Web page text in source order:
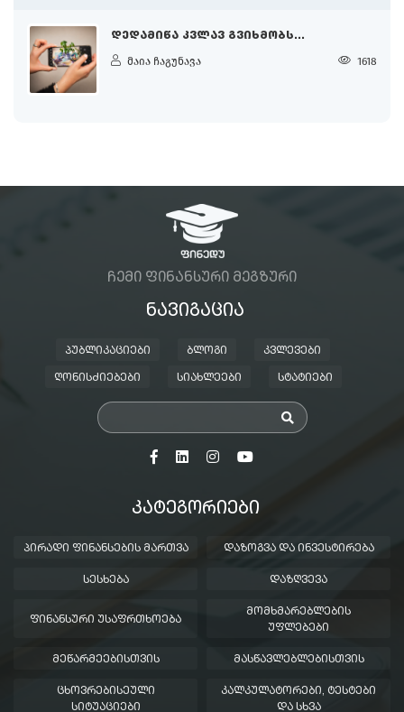
ᲓᲔᲓᲐᲛᲘᲬᲐ ᲙᲕᲚᲐᲕ ᲒᲕᲘᲮᲛᲝᲑᲡ...
მაია ჩაგუნავა 1618
ᲩᲔᲛᲘ ᲤᲘᲜᲐᲜᲡᲣᲠᲘ ᲛᲔᲒᲖᲣᲠᲘ
ᲜᲐᲕᲘᲒᲐᲪᲘᲐ
ᲞᲣᲑᲚᲘᲙᲐᲪᲘᲔᲑᲘ ᲑᲚᲝᲒᲘ ᲙᲕᲚᲔᲕᲔᲑᲘ
ᲦᲝᲜᲘᲡᲫᲘᲔᲑᲔᲑᲘ ᲡᲘᲐᲮᲚᲔᲔᲑᲘ ᲡᲢᲐᲢᲘᲔᲑᲘ
ᲙᲐᲢᲔᲒᲝᲠᲘᲔᲑᲘ
ᲞᲘᲠᲐᲓᲘ ᲤᲘᲜᲐᲜᲡᲔᲑᲘᲡ ᲛᲐᲠᲗᲕᲐ ᲓᲐᲖᲝᲒᲕᲐ ᲓᲐ ᲘᲜᲕᲔᲡᲢᲘᲠᲔᲑᲐ
ᲡᲔᲡᲮᲔᲑᲐ ᲓᲐᲖᲦᲕᲔᲕᲐ
ᲤᲘᲜᲐᲜᲡᲣᲠᲘ ᲣᲡᲐᲤᲠᲗᲮᲝᲔᲑᲐ
ᲛᲝᲛᲮᲛᲐᲠᲔᲑᲚᲔᲑᲘᲡ
ᲣᲤᲚᲔᲑᲔᲑᲘ
ᲛᲔᲬᲐᲠᲛᲔᲔᲑᲘᲡᲗᲕᲘᲡ ᲛᲐᲡᲬᲐᲕᲚᲔᲑᲚᲔᲑᲘᲡᲗᲕᲘᲡ
ᲪᲮᲝᲕᲠᲔᲑᲘᲡᲔᲣᲚᲘ
ᲡᲘᲢᲣᲐᲪᲘᲔᲑᲘ
ᲙᲐᲚᲙᲣᲚᲐᲢᲝᲠᲔᲑᲘ, ᲢᲔᲡᲢᲔᲑᲘ
ᲓᲐ ᲡᲮᲕᲐ